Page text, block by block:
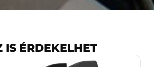
IS ÉRDEKELHET